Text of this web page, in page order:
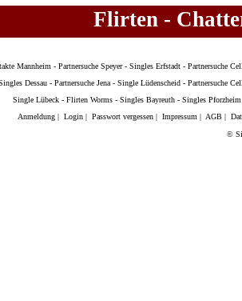
Flirten -
Mannheim - Partnersuche Speyer- Singles Erfstadt - Partnersuche
Dessau - Partnersuche Jena - Single Lüdenscheid - Partnersuche
Single Lübeck - Flirten Worms - Singles Bayreuth - Singles Pforzheim
Anmeldung | Login | Passwort vergessen | Impressum | AGB |
©